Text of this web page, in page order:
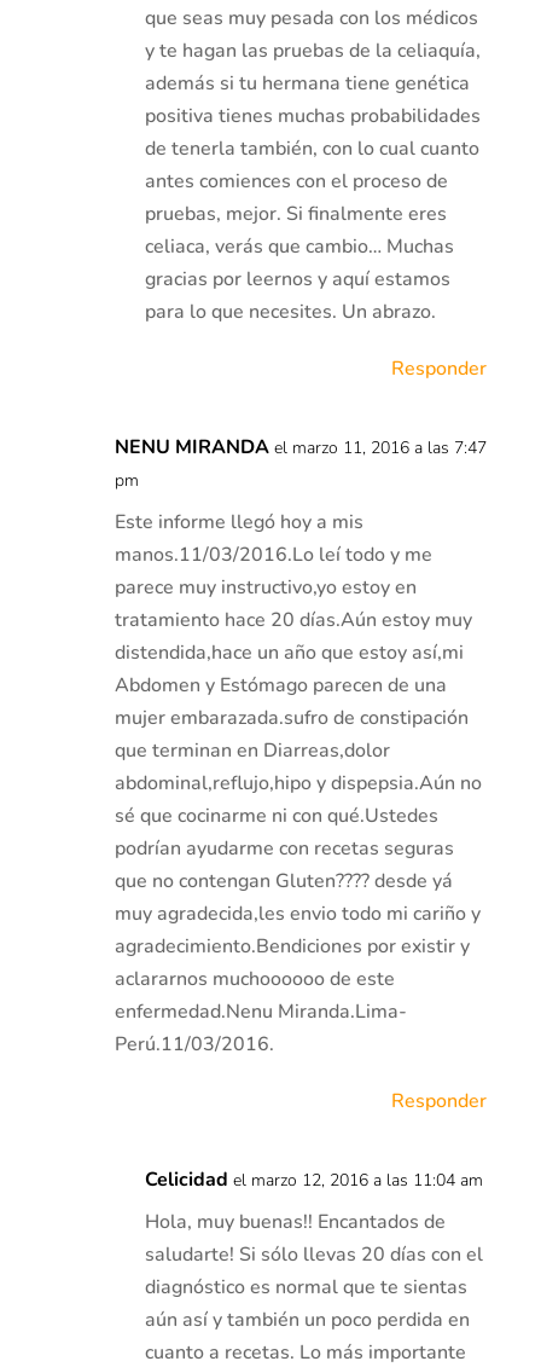
que seas muy pesada con los médicos
y te hagan las pruebas de la celiaquía,
además si tu hermana tiene genética
positiva tienes muchas probabilidades
de tenerla también, con lo cual cuanto
antes comiences con el proceso de
pruebas, mejor. Si finalmente eres
celiaca, verás que cambio… Muchas
gracias por leernos y aquí estamos
para lo que necesites. Un abrazo.
Responder
NENU MIRANDA el marzo 11, 2016 a las 7:47
pm
Este informe llegó hoy a mis
manos.11/03/2016.Lo leí todo y me
parece muy instructivo,yo estoy en
tratamiento hace 20 días.Aún estoy muy
distendida,hace un año que estoy así,mi
Abdomen y Estómago parecen de una
mujer embarazada.sufro de constipación
que terminan en Diarreas,dolor
abdominal,reflujo,hipo y dispepsia.Aún no
sé que cocinarme ni con qué.Ustedes
podrían ayudarme con recetas seguras
que no contengan Gluten???? desde yá
muy agradecida,les envio todo mi cariño y
agradecimiento.Bendiciones por existir y
aclararnos muchoooooo de este
enfermedad.Nenu Miranda.Lima-
Perú.11/03/2016.
Responder
Celicidad el marzo 12, 2016 a las 11:04 am
Hola, muy buenas!! Encantados de
saludarte! Si sólo llevas 20 días con el
diagnóstico es normal que te sientas
aún así y también un poco perdida en
cuanto a recetas. Lo más importante